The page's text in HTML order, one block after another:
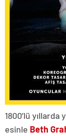
1800’lü
esinle Beth